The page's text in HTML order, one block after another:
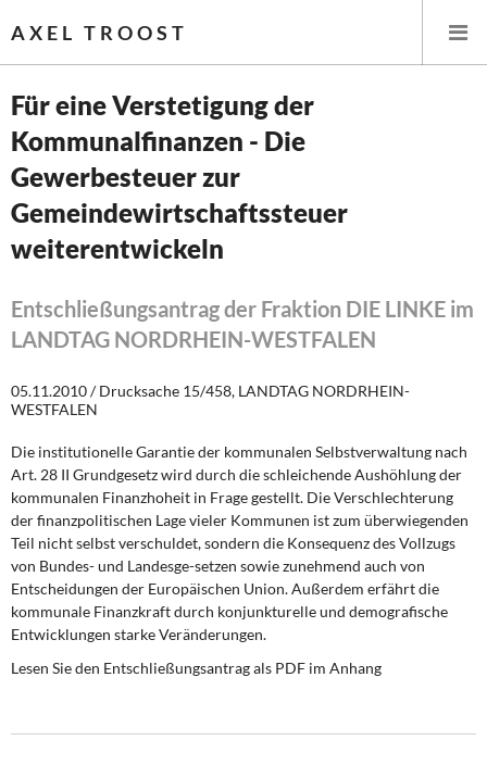
AXEL TROOST
Startseite
Themen
Leitlinien linker Wirtschafts- und Finanzpolitik
Wirtschaftspolitik
Steuer- und Finanzpolitik
Öffentliche Infrastruktur und Daseinsvorsorge
Eurokrise und Griechenland
DIE LINKE
Weitere Themen
Memo-Gruppe
Für eine Verstetigung der
Kommunalfinanzen - Die
Gewerbesteuer zur
Gemeindewirtschaftssteuer
weiterentwickeln
Entschließungsantrag der Fraktion DIE LINKE im
LANDTAG NORDRHEIN-WESTFALEN
05.11.2010 / Drucksache 15/458, LANDTAG NORDRHEIN-
WESTFALEN
Die institutionelle Garantie der kommunalen Selbstverwaltung nach
Art. 28 II Grundgesetz wird durch die schleichende Aushöhlung der
kommunalen Finanzhoheit in Frage gestellt. Die Verschlechterung
der finanzpolitischen Lage vieler Kommunen ist zum überwiegenden
Teil nicht selbst verschuldet, sondern die Konsequenz des Vollzugs
von Bundes- und Landesge-setzen sowie zunehmend auch von
Entscheidungen der Europäischen Union. Außerdem erfährt die
kommunale Finanzkraft durch konjunkturelle und demografische
Entwicklungen starke Veränderungen.
Lesen Sie den Entschließungsantrag als PDF im Anhang